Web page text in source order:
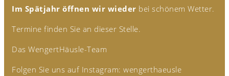
Im Spätjahr öffnen wir wieder bei schönem Wetter.
Termine finden Sie an dieser Stelle.
Das WengertHäusle-Team
Folgen Sie uns auf Instagram: wengerthaeusle